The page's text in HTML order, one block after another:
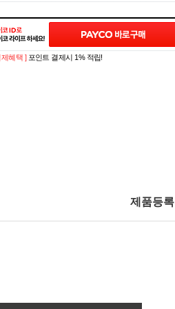
제혜택 ] 포인트 결제시 1% 적립!
제품등록